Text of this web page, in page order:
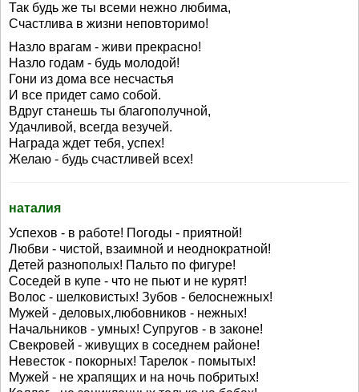
Так будь же ты всеми нежно любима,
Счастлива в жизни неповторимо!
Назло врагам - живи прекрасно!
Назло годам - будь молодой!
Гони из дома все несчастья
И все придет само собой.
Вдруг станешь ты благополучной,
Удачливой, всегда везучей.
Награда ждет тебя, успех!
Желаю - будь счастливей всех!
наталия
Успехов - в работе! Погоды - приятной!
Любви - чистой, взаимной и неоднократной!
Детей разнополых! Пальто по фигуре!
Соседей в купе - что не пьют и не курят!
Волос - шелковистых! Зубов - белоснежных!
Мужей - деловых,любовников - нежных!
Начальников - умных! Супругов - в законе!
Свекровей - живущих в соседнем районе!
Невесток - покорных! Тарелок - помытых!
Мужей - не храпящих и на ночь побритых!